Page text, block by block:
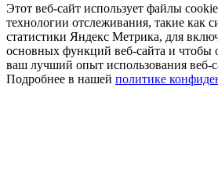
Этот веб-сайт использует файлы
технологии отслеживания, такие как
статистики Яндекс Метрика, для
основных функций веб-сайта и чтобы
ваш лучший опыт использования веб-
Подробнее в нашей политике